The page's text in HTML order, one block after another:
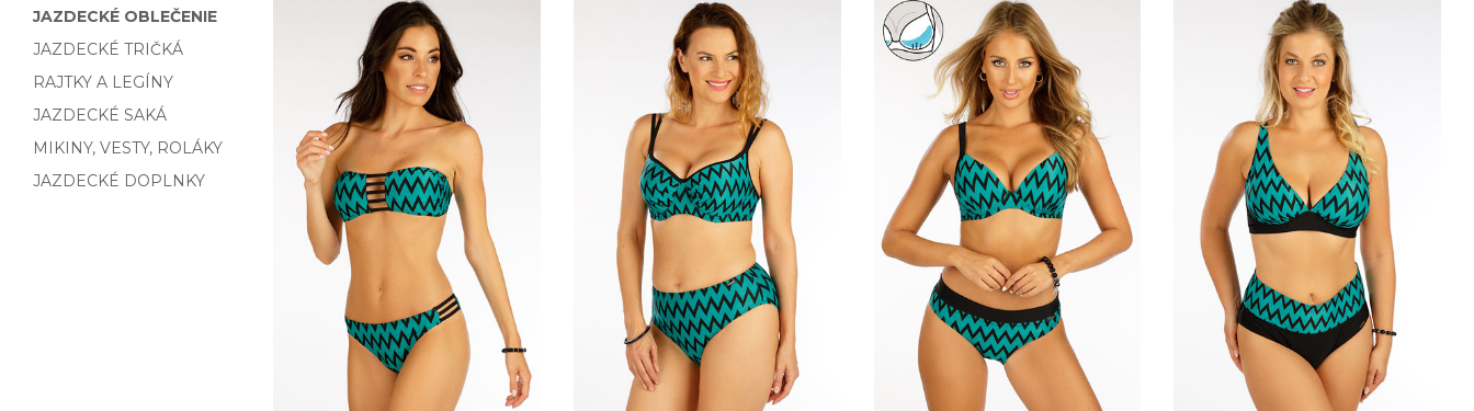
JAZDECKÉ OBLEČENIE
JAZDECKÉ TRIČKÁ
RAJTKY A LEGÍNY
JAZDECKÉ SAKÁ
MIKINY, VESTY, ROLÁKY
JAZDECKÉ DOPLNKY